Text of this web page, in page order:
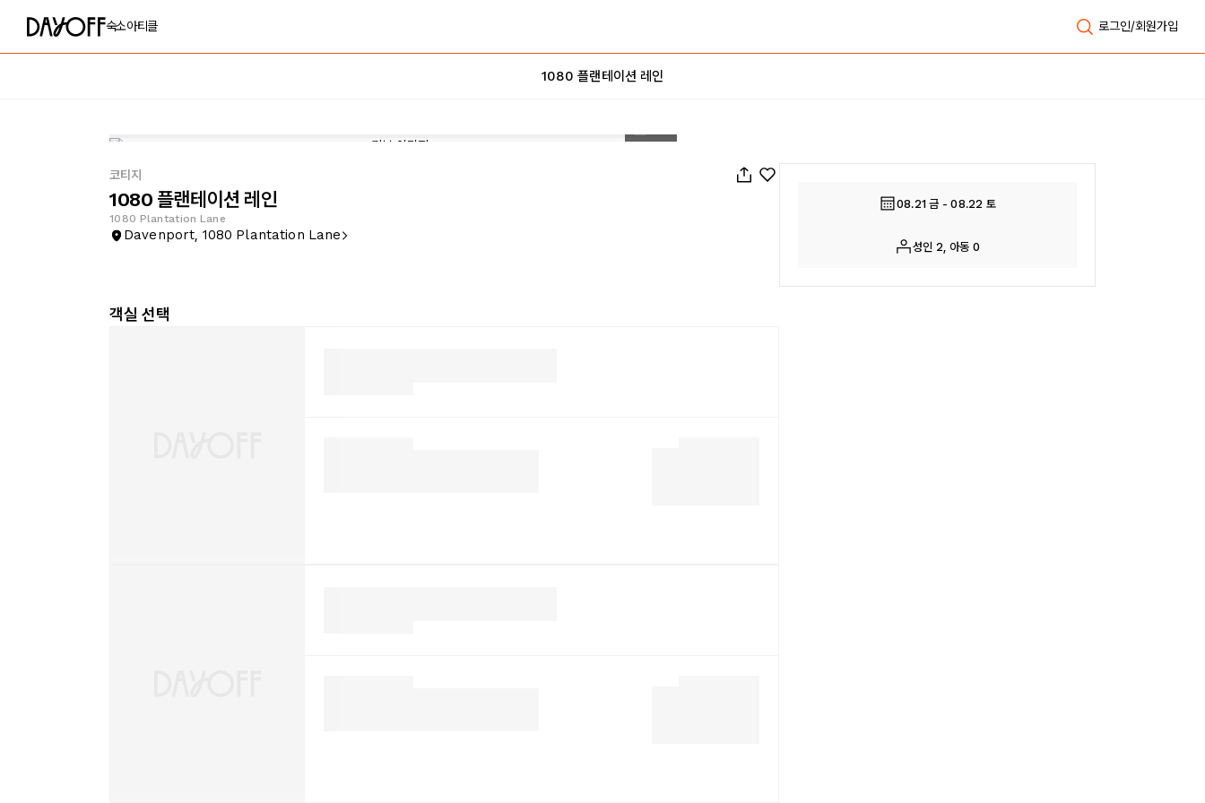
숙소아티클 로그인/회원가입
1080 플랜테이션 레인
코티지
1080 플랜테이션 레인
1080 Plantation Lane
Davenport, 1080 Plantation Lane
객실 선택
08.21 금 - 08.22 토
성인 2, 아동 0